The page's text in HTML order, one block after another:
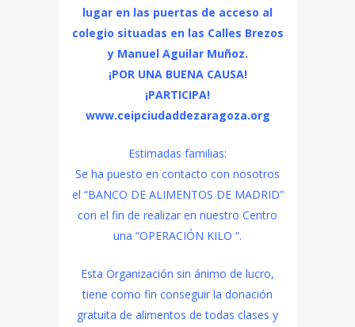
lugar en las puertas de acceso al
colegio situadas en las Calles Brezos
y Manuel Aguilar Muñoz.
¡POR UNA BUENA CAUSA!
¡PARTICIPA!
www.ceipciudaddezaragoza.org
Estimadas familias:
Se ha puesto en contacto con nosotros
el “BANCO DE ALIMENTOS DE MADRID”
con el fin de realizar en nuestro Centro
una “OPERACIÓN KILO “.
Esta Organización sin ánimo de lucro,
tiene como fin conseguir la donación
gratuita de alimentos de todas clases y